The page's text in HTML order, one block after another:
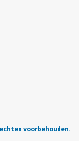
voorbehouden.